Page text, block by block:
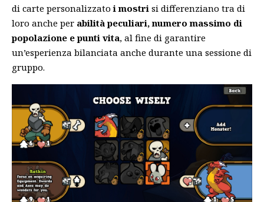
di carte personalizzato i mostri si differenziano tra di
loro anche per abilità peculiari, numero massimo di
popolazione e punti vita, al fine di garantire
un’esperienza bilanciata anche durante una sessione di
gruppo.